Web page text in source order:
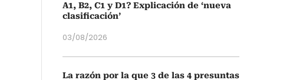
A1, B2, C1 y D1? Explicación de ‘nueva
clasificación’
03/08/2026
La razón por la que 3 de las 4 presuntas